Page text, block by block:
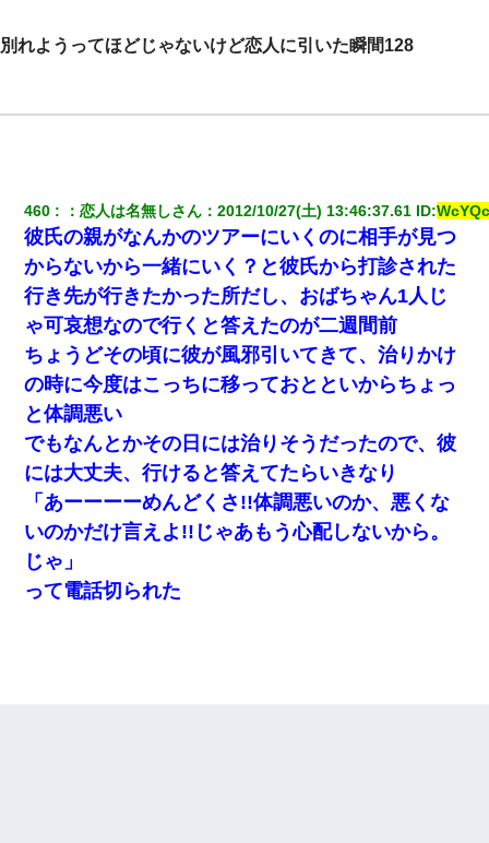
別れようってほどじゃないけど恋人に引いた瞬間128
460 ：恋人は名無しさん ：2012/10/27(土) 13:46:37.61 ID:
彼氏の親がなんかのツアーにいくのに相手が見つ
からないから一緒にいく？と彼氏から打診された
行き先が行きたかった所だし、おばちゃん1人じ
ゃ可哀想なので行くと答えたのが二週間前
ちょうどその頃に彼が風邪引いてきて、治りかけ
の時に今度はこっちに移っておとといからちょっ
と体調悪い
でもなんとかその日には治りそうだったので、彼
には大丈夫、行けると答えてたらいきなり
「あーーーーめんどくさ!!体調悪いのか、悪くな
いのかだけ言えよ!!じゃあもう心配しないから。
じゃ」
って電話切られた